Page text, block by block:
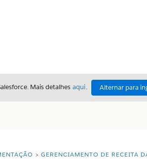
Mais detalhes aqui. Alternar para
GERENCIAMENTO DE RECEITA